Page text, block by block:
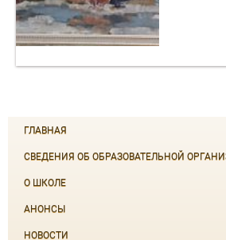
ГЛАВНАЯ
СВЕДЕНИЯ ОБ ОБРАЗОВАТЕЛЬНОЙ
О ШКОЛЕ
АНОНСЫ
НОВОСТИ